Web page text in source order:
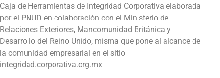
Caja de Herramientas de Integridad Corporativa elaborada
por el PNUD en colaboración con el Ministerio de
Relaciones Exteriores, Mancomunidad Británica y
Desarrollo del Reino Unido, misma que pone al alcance de
la comunidad empresarial en el sitio
integridad.corporativa.org.mx